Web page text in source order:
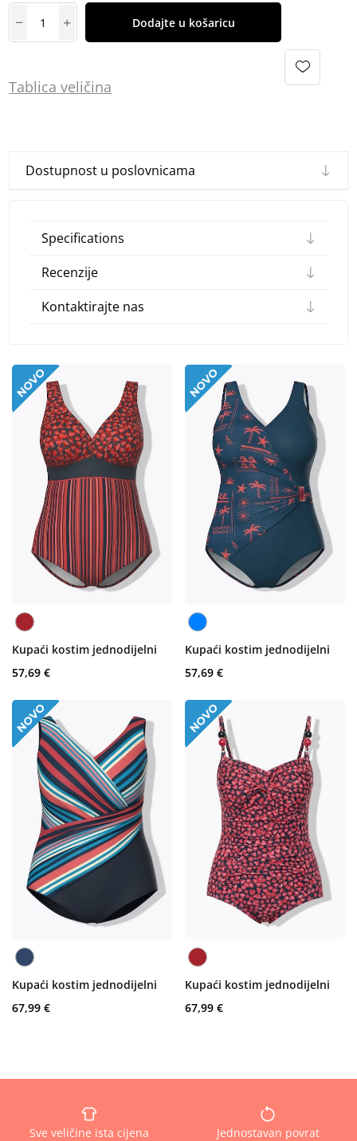
Dodajte u košaricu
Tablica veličina
Dostupnost u poslovnicama
Specifications
Recenzije
Kontaktirajte nas
Kupaći kostim jednodijelni
57,69 €
Kupaći kostim jednodijelni
57,69 €
Kupaći kostim jednodijelni
67,99 €
Kupaći kostim jednodijelni
67,99 €
Sve veličine ista cijena Jednostavan povrat